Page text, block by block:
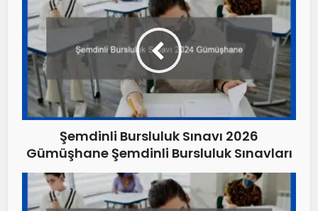
Şemdinli Bursluluk Sınavı 2026
Gümüşhane Şemdinli Bursluluk Sınavları